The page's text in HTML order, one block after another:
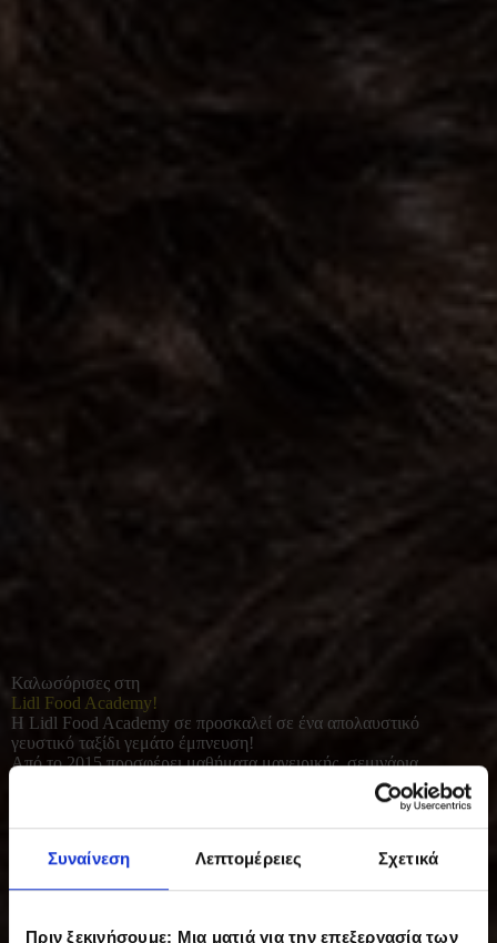
Συναίνεση Λεπτομέρειες Σχετικά
Πριν ξεκινήσουμε: Μια ματιά για την επεξεργασία των
Καλωσόρισες στη
Lidl Food Academy!
Η Lidl Food Academy σε προσκαλεί σε ένα απολαυστικό
γευστικό ταξίδι γεμάτο έμπνευση!
Από το 2015 προσφέρει μαθήματα μαγειρικής, σεμινάρια
διατροφής και γευσιγνωσίας για όλους όσοι αγαπούν το καλό
φαγητό. Με φρέσκες πρώτες ύλες και έμφαση στο υγιεινό, σπιτικό
μαγείρεμα, συμβάλλει σε μια πιο ισορροπημένη και ποιοτική